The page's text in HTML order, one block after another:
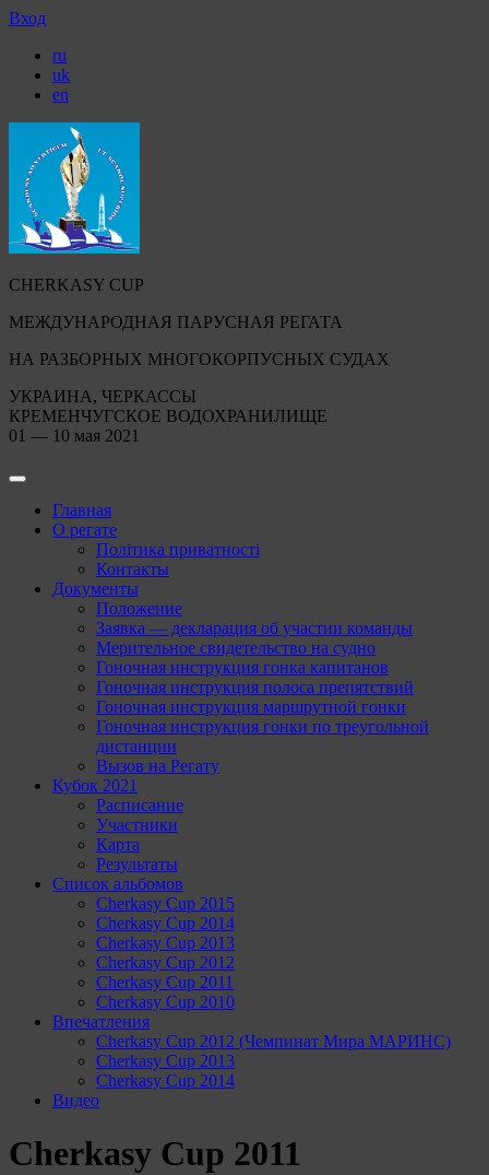
Вход
ru
uk
en
CHERKASY CUP
МЕЖДУНАРОДНАЯ ПАРУСНАЯ РЕГАТА
НА РАЗБОРНЫХ МНОГОКОРПУСНЫХ СУДАХ
УКРАИНА, ЧЕРКАССЫ
КРЕМЕНЧУГСКОЕ ВОДОХРАНИЛИЩЕ
01 — 10 мая 2021
Главная
О регате
Політика приватності
Контакты
Документы
Положение
Заявка — декларация об участии команды
Мерительное свидетельство на судно
Гоночная инструкция гонка капитанов
Гоночная инструкция полоса препятствий
Гоночная инструкция маршрутной гонки
Гоночная инструкция гонки по треугольной
дистанции
Вызов на Регату
Кубок 2021
Расписание
Участники
Карта
Результаты
Список альбомов
Cherkasy Cup 2015
Cherkasy Cup 2014
Cherkasy Cup 2013
Cherkasy Cup 2012
Cherkasy Cup 2011
Cherkasy Cup 2010
Впечатления
Cherkasy Cup 2012 (Чемпинат Мира МАРИНС)
Cherkasy Cup 2013
Cherkasy Cup 2014
Видео
Cherkasy Cup 2011